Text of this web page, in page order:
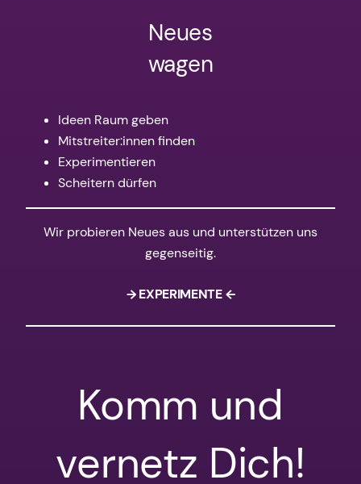
Neues
wagen
Ideen Raum geben
Mitstreiter:innen finden
Experimentieren
Scheitern dürfen
Wir probieren Neues aus und unterstützen uns
gegenseitig.
→ EXPERIMENTE ←
Komm und
vernetz Dich!